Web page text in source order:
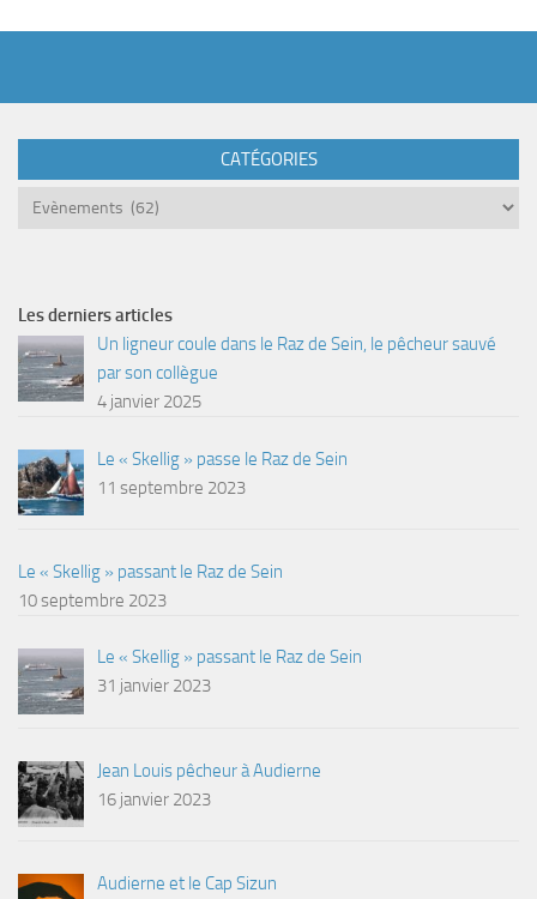
CATÉGORIES
Catégories
Les derniers articles
Un ligneur coule dans le Raz de Sein, le pêcheur sauvé
par son collègue
4 janvier 2025
Le « Skellig » passe le Raz de Sein
11 septembre 2023
Le « Skellig » passant le Raz de Sein
10 septembre 2023
Le « Skellig » passant le Raz de Sein
31 janvier 2023
Jean Louis pêcheur à Audierne
16 janvier 2023
Audierne et le Cap Sizun